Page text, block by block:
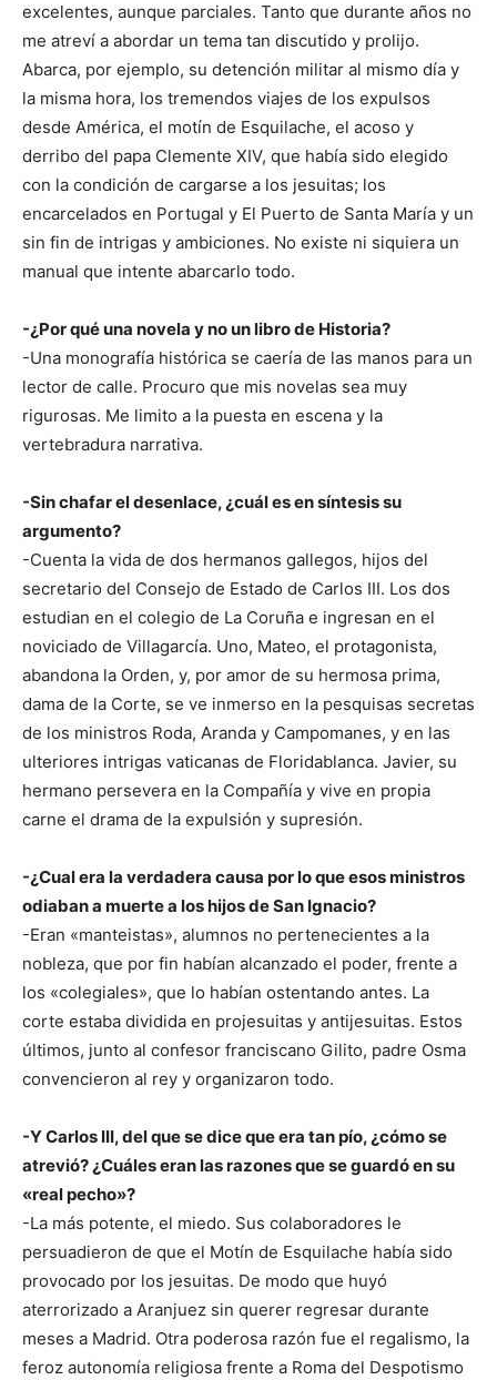
excelentes, aunque parciales. Tanto que durante años no
me atreví a abordar un tema tan discutido y prolijo.
Abarca, por ejemplo, su detención militar al mismo día y
la misma hora, los tremendos viajes de los expulsos
desde América, el motín de Esquilache, el acoso y
derribo del papa Clemente XIV, que había sido elegido
con la condición de cargarse a los jesuitas; los
encarcelados en Portugal y El Puerto de Santa María y un
sin fin de intrigas y ambiciones. No existe ni siquiera un
manual que intente abarcarlo todo.
-¿Por qué una novela y no un libro de Historia?
-Una monografía histórica se caería de las manos para un
lector de calle. Procuro que mis novelas sea muy
rigurosas. Me limito a la puesta en escena y la
vertebradura narrativa.
-Sin chafar el desenlace, ¿cuál es en síntesis su
argumento?
-Cuenta la vida de dos hermanos gallegos, hijos del
secretario del Consejo de Estado de Carlos III. Los dos
estudian en el colegio de La Coruña e ingresan en el
noviciado de Villagarcía. Uno, Mateo, el protagonista,
abandona la Orden, y, por amor de su hermosa prima,
dama de la Corte, se ve inmerso en la pesquisas secretas
de los ministros Roda, Aranda y Campomanes, y en las
ulteriores intrigas vaticanas de Floridablanca. Javier, su
hermano persevera en la Compañía y vive en propia
carne el drama de la expulsión y supresión.
-¿Cual era la verdadera causa por lo que esos ministros
odiaban a muerte a los hijos de San Ignacio?
-Eran «manteistas», alumnos no pertenecientes a la
nobleza, que por fin habían alcanzado el poder, frente a
los «colegiales», que lo habían ostentando antes. La
corte estaba dividida en projesuitas y antijesuitas. Estos
últimos, junto al confesor franciscano Gilito, padre Osma
convencieron al rey y organizaron todo.
-Y Carlos III, del que se dice que era tan pío, ¿cómo se
atrevió? ¿Cuáles eran las razones que se guardó en su
«real pecho»?
-La más potente, el miedo. Sus colaboradores le
persuadieron de que el Motín de Esquilache había sido
provocado por los jesuitas. De modo que huyó
aterrorizado a Aranjuez sin querer regresar durante
meses a Madrid. Otra poderosa razón fue el regalismo, la
feroz autonomía religiosa frente a Roma del Despotismo